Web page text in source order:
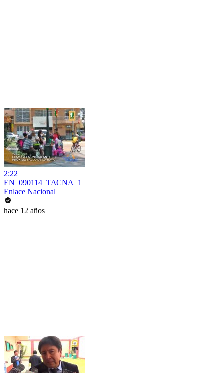
2:22
EN_090114_TACNA_1
Enlace Nacional
hace 12 años